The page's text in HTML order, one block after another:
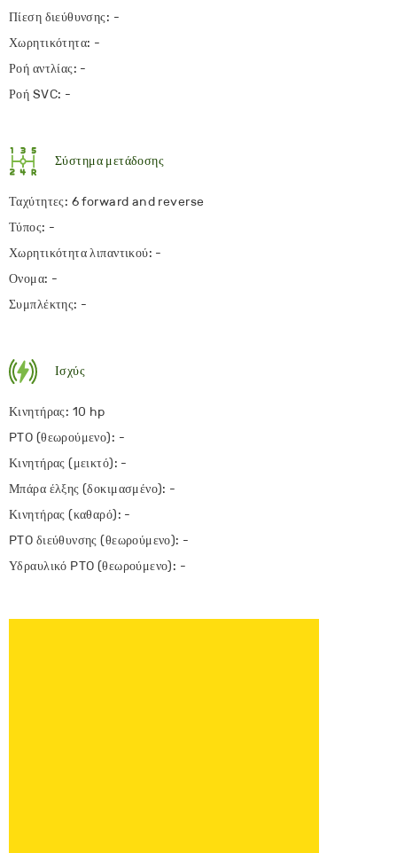
Πίεση διεύθυνσης: -
Χωρητικότητα: -
Ροή αντλίας: -
Ροή SVC: -
Σύστημα μετάδοσης
Ταχύτητες: 6 forward and reverse
Τύπος: -
Χωρητικότητα λιπαντικού: -
Ονομα: -
Συμπλέκτης: -
Ισχύς
Κινητήρας: 10 hp
PTO (θεωρούμενο): -
Κινητήρας (μεικτό): -
Μπάρα έλξης (δοκιμασμένο): -
Κινητήρας (καθαρό): -
PTO διεύθυνσης (θεωρούμενο): -
Υδραυλικό PTO (θεωρούμενο): -